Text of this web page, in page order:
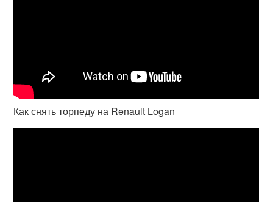
Как снять торпеду на Renault Logan